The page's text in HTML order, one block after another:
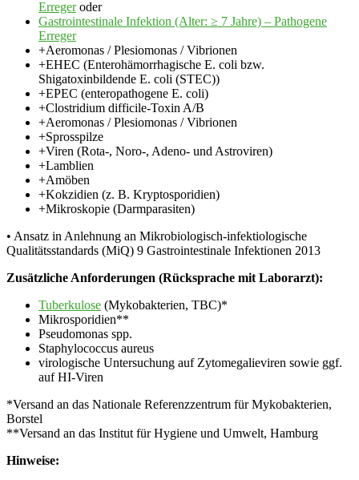
Erregeroder
Gastrointestinale Infektion (Alter: ≥ 7 Jahre) – Pathogene
Erreger
+Aeromonas / Plesiomonas / Vibrionen
+EHEC (Enterohämorrhagische E. coli bzw.
Shigatoxinbildende E. coli (STEC))
+EPEC (enteropathogene E. coli)
+Clostridium difficile-Toxin A/B
+Aeromonas / Plesiomonas / Vibrionen
+Sprosspilze
+Viren (Rota-, Noro-, Adeno- und Astroviren)
+Lamblien
+Amöben
+Kokzidien (z. B. Kryptosporidien)
+Mikroskopie (Darmparasiten)
• Ansatz in Anlehnung an Mikrobiologisch-infektiologische
Qualitätsstandards (MiQ) 9 Gastrointestinale Infektionen 2013
Zusätzliche Anforderungen (Rücksprache mit Laborarzt):
Tuberkulose (Mykobakterien, TBC)*
Mikrosporidien**
Pseudomonas spp.
Staphylococcus aureus
virologische Untersuchung auf Zytomegalieviren sowie ggf.
auf HI-Viren
*Versand an das Nationale Referenzzentrum für Mykobakterien,
Borstel
**Versand an das Institut für Hygiene und Umwelt, Hamburg
Hinweise: